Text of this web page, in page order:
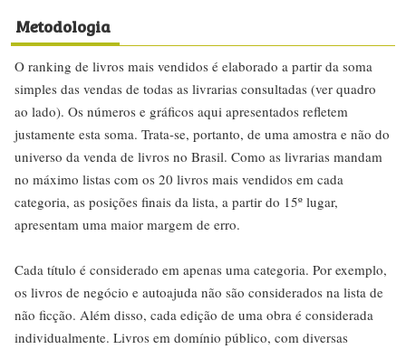
Metodologia
O ranking de livros mais vendidos é elaborado a partir da soma
simples das vendas de todas as livrarias consultadas (ver quadro
ao lado). Os números e gráficos aqui apresentados refletem
justamente esta soma. Trata-se, portanto, de uma amostra e não do
universo da venda de livros no Brasil. Como as livrarias mandam
no máximo listas com os 20 livros mais vendidos em cada
categoria, as posições finais da lista, a partir do 15º lugar,
apresentam uma maior margem de erro.
Cada título é considerado em apenas uma categoria. Por exemplo,
os livros de negócio e autoajuda não são considerados na lista de
não ficção. Além disso, cada edição de uma obra é considerada
individualmente. Livros em domínio público, com diversas